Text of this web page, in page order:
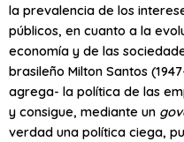
la prevalencia de los
públicos, en cuanto a la
economía y de las
brasileño Milton Santos
agrega- la política de las
y consigue, mediante un
verdad una política ciega,